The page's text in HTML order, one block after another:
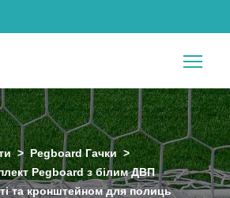
> Pegboard Гачки >
Pegboard з білим ДВП
та кронштейном для полиць